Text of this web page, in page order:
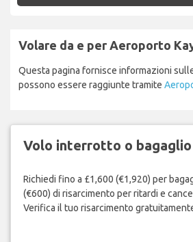
Volare da e per Aeroporto
Questa pagina fornisce informazioni
possono essere raggiunte tramite
Volo interrotto o bagaglio
Richiedi fino a £1,600 (€1,920) per
(€600) di risarcimento per ritardi e
Verifica il tuo risarcimento